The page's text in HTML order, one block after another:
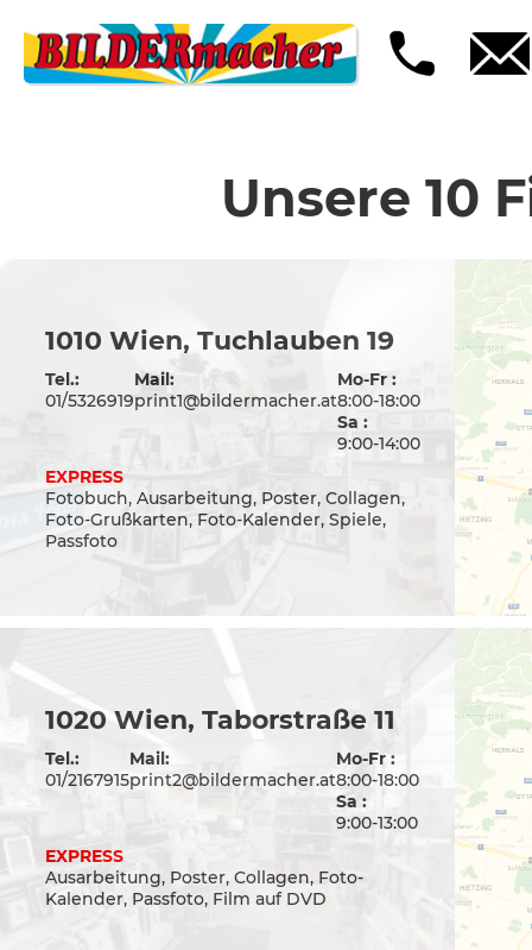
Unsere 10
1010 Wien, Tuchlauben 19
Tel.:
01/5326919
Mail:
print1@bildermacher.at
Mo-Fr :
8:00-18:00
Sa :
9:00-14:00
EXPRESS
Fotobuch, Ausarbeitung, Poster, Collagen,
Foto-Grußkarten, Foto-Kalender, Spiele,
Passfoto
1020 Wien, Taborstraße 11
Tel.:
01/2167915
Mail:
print2@bildermacher.at
Mo-Fr :
8:00-18:00
Sa :
9:00-13:00
EXPRESS
Ausarbeitung, Poster, Collagen, Foto-
Kalender, Passfoto, Film auf DVD